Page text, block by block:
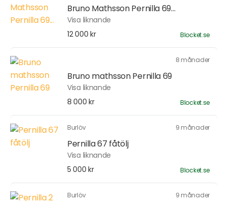
Bruno Mathsson Pernilla 69...
Visa liknande
12 000 kr
Blocket.se
8 månader
Bruno mathsson Pernilla 69
Visa liknande
8 000 kr
Blocket.se
Burlöv 9 månader
Pernilla 67 fåtölj
Visa liknande
5 000 kr
Blocket.se
Burlöv 9 månader